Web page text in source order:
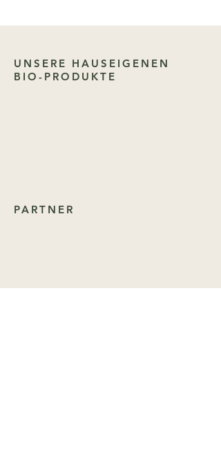
UNSERE HAUSEIGENEN
BIO-PRODUKTE
PARTNER